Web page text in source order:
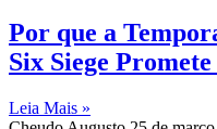
Por que a
Six Siege
Leia Mais »